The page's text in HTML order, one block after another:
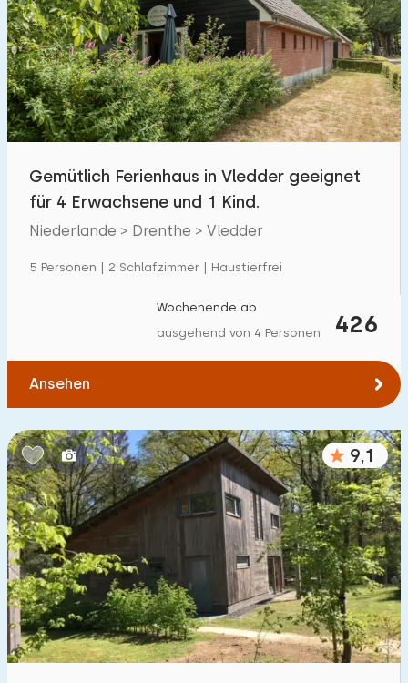
Schwimmbad 0
Eingezäunter Garten 3
Haustierfrei 6
Fahrradschuppen 7
Budget
€ 0 — € 1000+
Mindestanzahl
1 2 3 4 5
Badezimmer:
1 2 5
Entfernungen
Zum Meer(max. km):
Gemütlich Ferienhaus in Vledder geeignet
für 4 Erwachsene und 1 Kind.
Niederlande > Drenthe > Vledder
5 Personen | 2 Schlafzimmer | Haustierfrei
426
Wochenende ab
ausgehend von 4 Personen
Ansehen
9,1